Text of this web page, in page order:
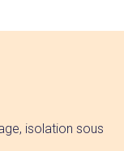
isolation sous